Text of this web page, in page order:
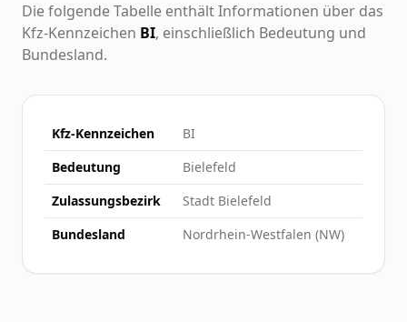
Die folgende Tabelle enthält Informationen über das
Kfz-Kennzeichen BI, einschließlich Bedeutung und
Bundesland.
Kfz-Kennzeichen
BI
Bedeutung
Bielefeld
Zulassungsbezirk
Stadt Bielefeld
Bundesland
Nordrhein-Westfalen (NW)